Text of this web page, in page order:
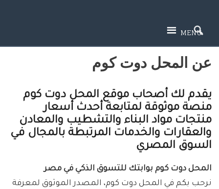
MENU
عن المحل دوت كوم
يقدم لك أصحاب موقع المحل دوت كوم
منصة موثوقة لمتابعة أحدث أسعار
منتجات مواد البناء والتشطيب والمعادن
والعقارات والخدمات المرتبطة بالمجال في
السوق المصري
المحل دوت كوم بوابتك للتسوق الذكي في مصر
نرحب بكم في المحل دوت كوم، المصدر الموثوق لمعرفة